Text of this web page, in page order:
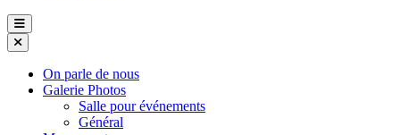
On parle de nous
Galerie Photos
Salle pour événements
Général